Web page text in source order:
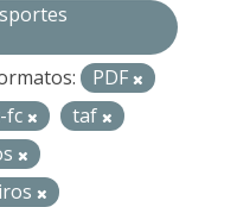
PDF
fc
taf